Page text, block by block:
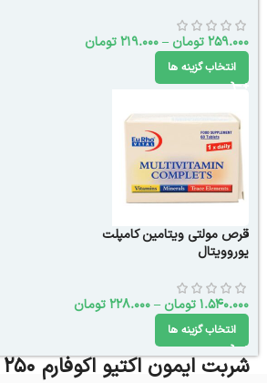
259.000تومان –
219.000تومان
انتخاب گزینه ها
قرص مولتی ویتامین کامپلت
یوروویتال
1.540.000تومان –
228.000تومان
انتخاب گزینه ها
شربت ایمون اکتیو اکوفارم 250 میلی لیتر